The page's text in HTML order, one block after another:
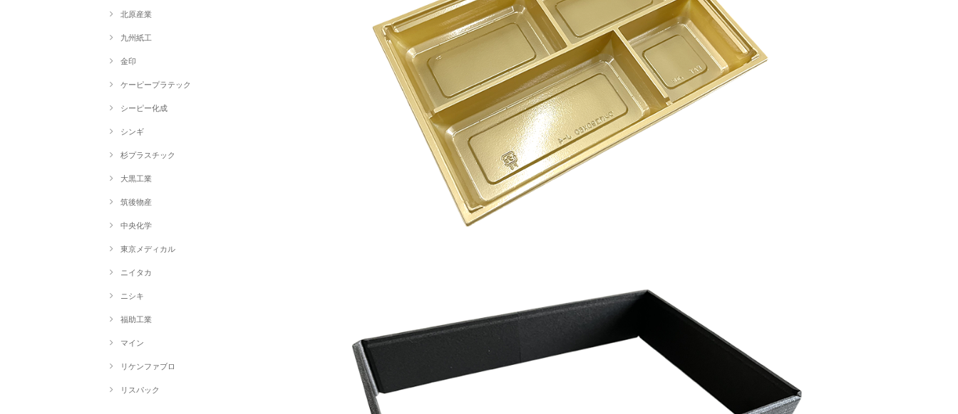
北原産業
九州紙工
金印
ケーピープラテック
シーピー化成
シンギ
杉プラスチック
大黒工業
筑後物産
中央化学
東京メディカル
ニイタカ
ニシキ
福助工業
マイン
リケンファブロ
リスパック